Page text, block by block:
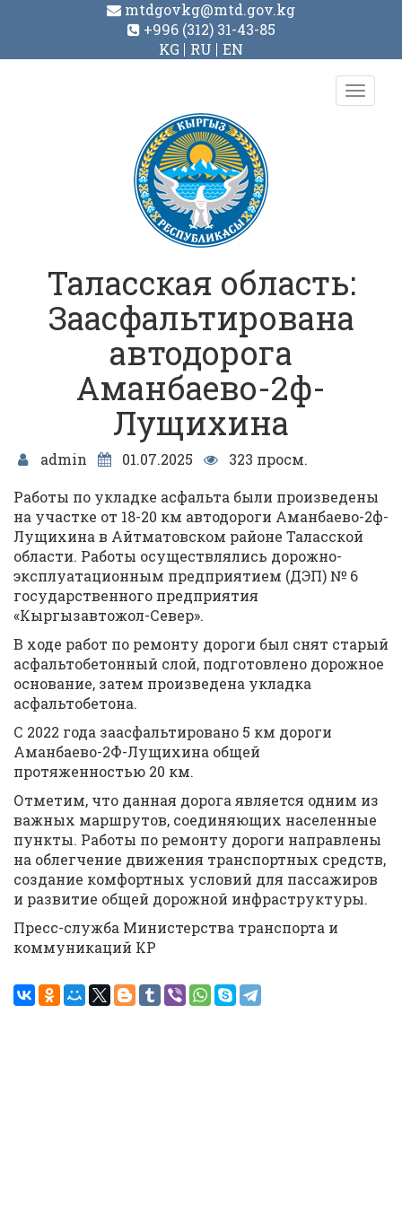
mtdgovkg@mtd.gov.kg
+996 (312) 31-43-85
KG
RU EN
Toggle
Таласская область:
Заасфальтирована
автодорога
Аманбаево-2ф-
Лущихина
admin 01.07.2025
323 просм.
Работы по укладке асфальта были произведены
на участке от 18-20 км автодороги Аманбаево-2ф-
Лущихина в Айтматовском районе Таласской
области. Работы осуществлялись дорожно-
эксплуатационным предприятием (ДЭП) № 6
государственного предприятия
«Кыргызавтожол-Север».
В ходе работ по ремонту дороги был снят старый
асфальтобетонный слой, подготовлено дорожное
основание, затем произведена укладка
асфальтобетона.
С 2022 года заасфальтировано 5 км дороги
Аманбаево-2Ф-Лущихина общей
протяженностью 20 км.
Отметим, что данная дорога является одним из
важных маршрутов, соединяющих населенные
пункты. Работы по ремонту дороги направлены
на облегчение движения транспортных средств,
создание комфортных условий для пассажиров
и развитие общей дорожной инфраструктуры.
Пресс-служба Министерства транспорта и
коммуникаций КР